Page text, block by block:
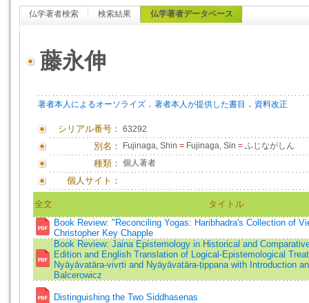
仏学著者検索 検索結果 仏学著者データベース
藤永伸
著者本人によるオーソライズ ． 著者本人が提供した書目 ． 資料改正
シリアル番号： 63292
別名： Fujinaga, Shin = Fujinaga, Sin = ふじながしん
種類： 個人著者
個人サイト：
全文
タイトル
Book Review: "Reconciling Yogas: Haribhadra's Collection of
Christopher Key Chapple
Book Review: Jaina Epistemology in Historical and
Edition and English Translation of Logical-Epistemological
Nyāyāvatāra-vivṛti and Nyāyāvatāra-ṭippana with Introduction
Balcerowicz
Distinguishing the Two Siddhasenas